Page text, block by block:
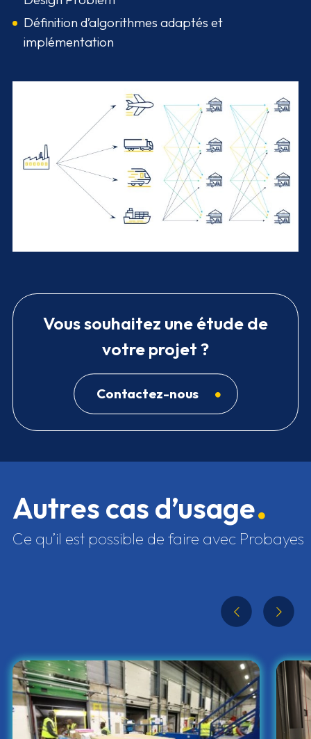
Définition d’algorithmes adaptés et
implémentation
Agrandir
Vous souhaitez une étude de
votre projet ?
Contactez-nous
Autres cas d’usage
Ce qu’il est possible de faire avec Probayes